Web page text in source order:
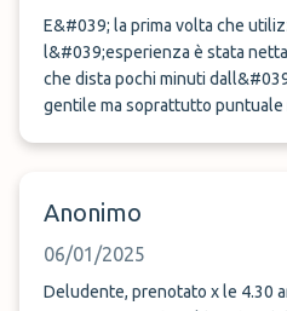
E&#039; la prima volta che
l&#039;esperienza è stata
che dista pochi minuti
gentile ma soprattutto
Anonimo
06/01/2025
Deludente, prenotato x le 4.30